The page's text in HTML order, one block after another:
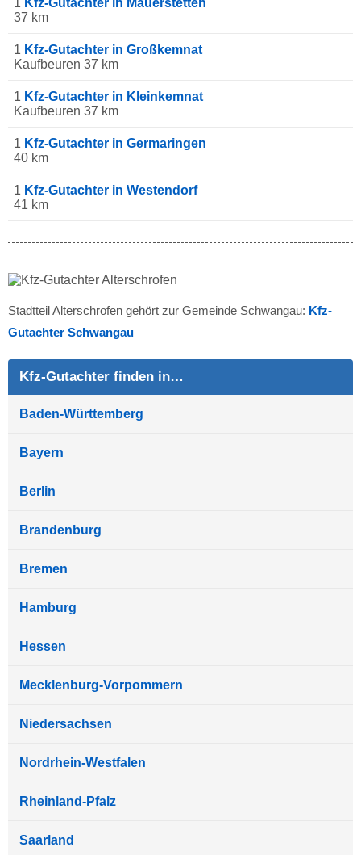
1 Kfz-Gutachter in Mauerstetten
37 km
1 Kfz-Gutachter in Großkemnat
Kaufbeuren 37 km
1 Kfz-Gutachter in Kleinkemnat
Kaufbeuren 37 km
1 Kfz-Gutachter in Germaringen
40 km
1 Kfz-Gutachter in Westendorf
41 km
Stadtteil Alterschrofen gehört zur Gemeinde Schwangau: Kfz-
Gutachter Schwangau
Kfz-Gutachter finden in…
Baden-Württemberg
Bayern
Berlin
Brandenburg
Bremen
Hamburg
Hessen
Mecklenburg-Vorpommern
Niedersachsen
Nordrhein-Westfalen
Rheinland-Pfalz
Saarland